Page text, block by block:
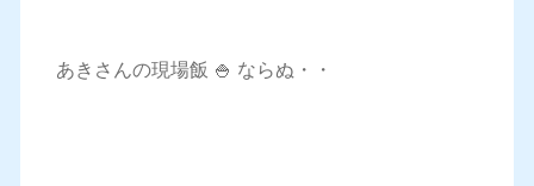
あきさんの現場飯 🍚 ならぬ・・